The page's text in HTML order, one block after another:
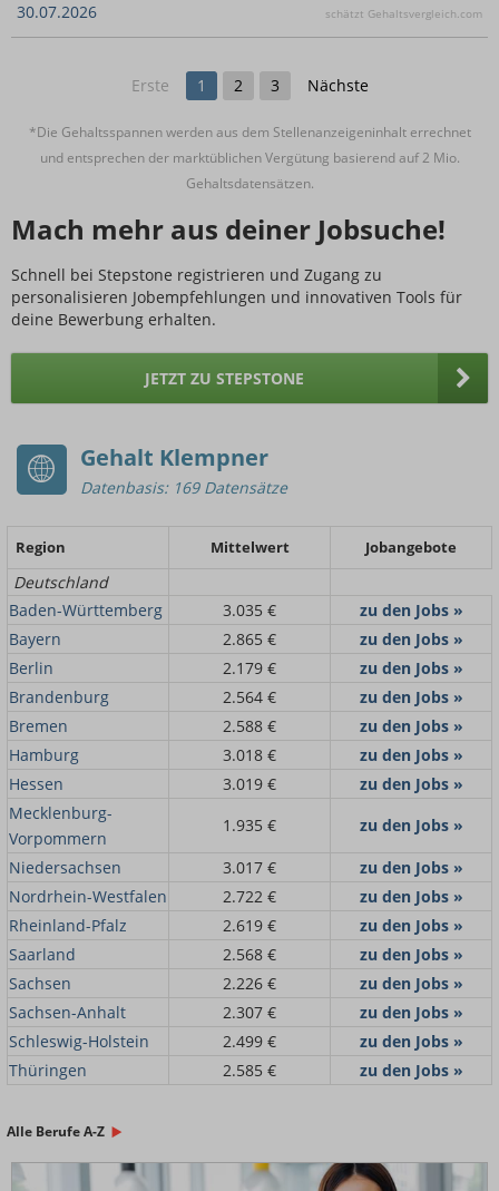
30.07.2026
schätzt Gehaltsvergleich.com
Erste 1 2 3 Nächste
*Die Gehaltsspannen werden aus dem Stellenanzeigeninhalt errechnet
und entsprechen der marktüblichen Vergütung basierend auf 2 Mio.
Gehaltsdatensätzen.
Mach mehr aus deiner Jobsuche!
Schnell bei Stepstone registrieren und Zugang zu
personalisieren Jobempfehlungen und innovativen Tools für
deine Bewerbung erhalten.
JETZT ZU STEPSTONE
Gehalt Klempner
Datenbasis: 169 Datensätze
Region Mittelwert Jobangebote
Deutschland
Baden-Württemberg
3.035 €
zu den Jobs »
Bayern
2.865 €
zu den Jobs »
Berlin
2.179 €
zu den Jobs »
Brandenburg
2.564 €
zu den Jobs »
Bremen
2.588 €
zu den Jobs »
Hamburg
3.018 €
zu den Jobs »
Hessen
3.019 €
zu den Jobs »
Mecklenburg-
Vorpommern
1.935 €
zu den Jobs »
Niedersachsen
3.017 €
zu den Jobs »
Nordrhein-Westfalen
2.722 €
zu den Jobs »
Rheinland-Pfalz
2.619 €
zu den Jobs »
Saarland
2.568 €
zu den Jobs »
Sachsen
2.226 €
zu den Jobs »
Sachsen-Anhalt
2.307 €
zu den Jobs »
Schleswig-Holstein
2.499 €
zu den Jobs »
Thüringen
2.585 € zu den Jobs »
Alle Berufe A-Z